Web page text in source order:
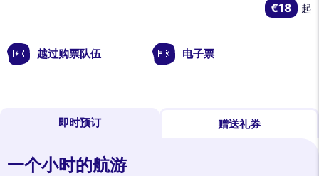
越过购票队伍 电子票
€18 起
即时预订 赠送礼券
一个小时的航游